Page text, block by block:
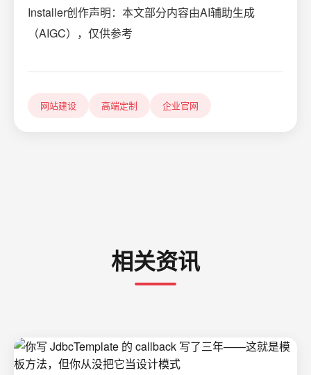
Installer创作声明：本文部分内容由AI辅助生成
（AIGC），仅供参考
网站建设 高端定制 企业官网
相关资讯